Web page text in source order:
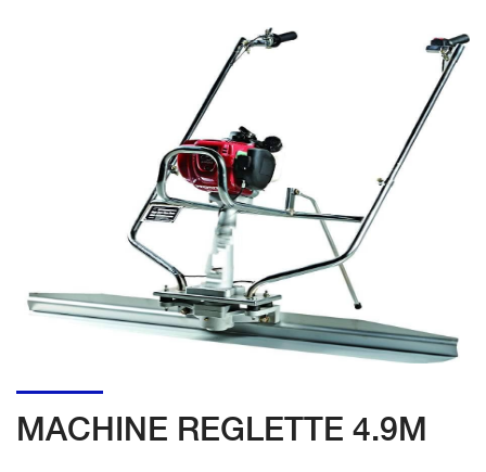
MACHINE REGLETTE 4.9M